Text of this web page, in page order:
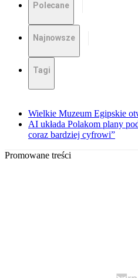
Polecane
Najnowsze
Tagi
Wielkie Muzeum Egipskie
AI układa Polakom plany
coraz bardziej cyfrowi”
Promowane treści